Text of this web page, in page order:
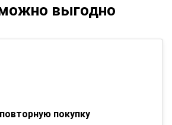
выгодно
покупку